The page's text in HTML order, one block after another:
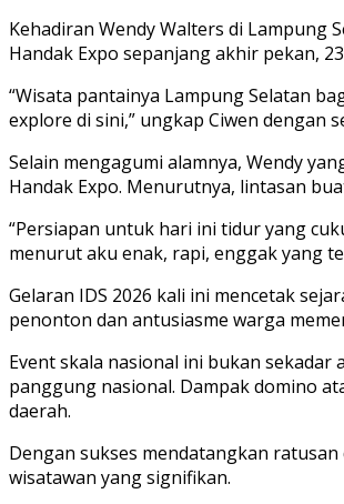
Kehadiran Wendy Walters di Lampung
Handak Expo sepanjang akhir pekan,
“Wisata pantainya Lampung Selatan
explore di sini,” ungkap Ciwen dengan
Selain mengagumi alamnya, Wendy
Handak Expo. Menurutnya, lintasan
“Persiapan untuk hari ini tidur yang
menurut aku enak, rapi, enggak yang
Gelaran IDS 2026 kali ini mencetak
penonton dan antusiasme warga
Event skala nasional ini bukan
panggung nasional. Dampak domino
daerah.
Dengan sukses mendatangkan
wisatawan yang signifikan.